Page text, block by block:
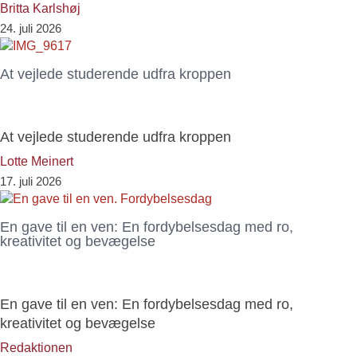
Britta Karlshøj
24. juli 2026
At vejlede studerende udfra kroppen
At vejlede studerende udfra kroppen
Lotte Meinert
17. juli 2026
En gave til en ven: En fordybelsesdag med ro,
kreativitet og bevægelse
En gave til en ven: En fordybelsesdag med ro,
kreativitet og bevægelse
Redaktionen